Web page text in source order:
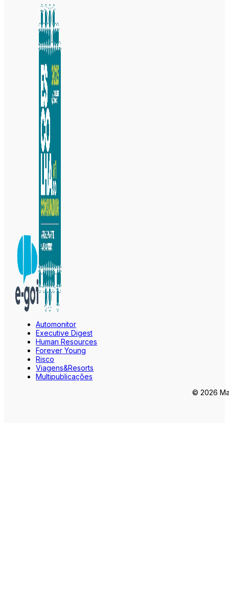
Automonitor
Executive Digest
Human Resources
Forever Young
Risco
Viagens&Resorts
Multipublicações
© 2026